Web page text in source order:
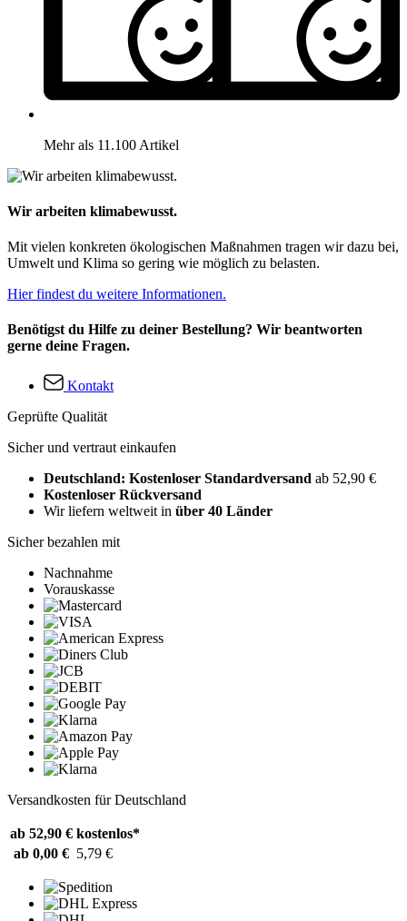
Mehr als 11.100 Artikel
Wir arbeiten klimabewusst.
Mit vielen konkreten ökologischen Maßnahmen tragen wir dazu bei,
Umwelt und Klima so gering wie möglich zu belasten.
Hier findest du weitere Informationen.
Benötigst du Hilfe zu deiner Bestellung? Wir beantworten
gerne deine Fragen.
Kontakt
Geprüfte Qualität
Sicher und vertraut einkaufen
Deutschland: Kostenloser Standardversand ab 52,90 €
Kostenloser Rückversand
Wir liefern weltweit in über 40 Länder
Sicher bezahlen mit
Nachnahme
Vorauskasse
Versandkosten für Deutschland
ab 52,90 € kostenlos*
ab 0,00 € 5,79 €